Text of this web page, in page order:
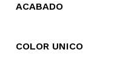
ACABADO
COLOR UNICO